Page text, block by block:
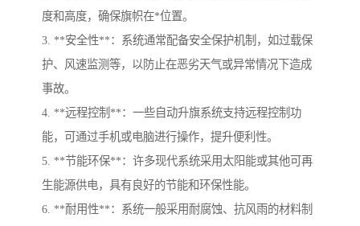
度和高度，确保旗帜在*位置。
3. **安全性**：系统通常配备安全保护机制，如过载保
护、风速监测等，以防止在恶劣天气或异常情况下造成
事故。
4. **远程控制**：一些自动升旗系统支持远程控制功
能，可通过手机或电脑进行操作，提升便利性。
5. **节能环保**：许多现代系统采用太阳能或其他可再
生能源供电，具有良好的节能和环保性能。
6. **耐用性**：系统一般采用耐腐蚀、抗风雨的材料制